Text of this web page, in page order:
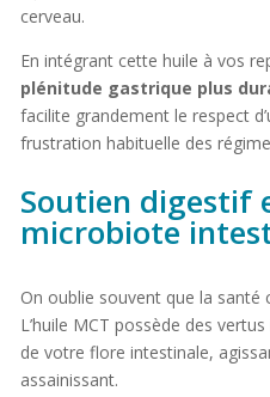
cerveau.
En intégrant cette huile à vos
plénitude gastrique plus
facilite grandement le respect
frustration habituelle des
Soutien digestif
microbiote
On oublie souvent que la santé
L’huile MCT possède des
de votre flore intestinale,
assainissant.